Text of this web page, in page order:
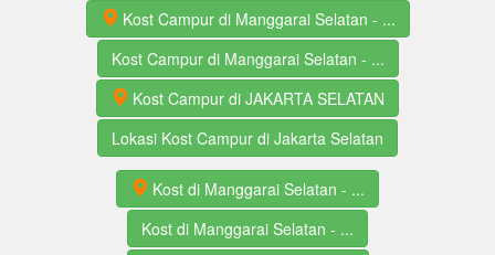
Kost Campur di Manggarai Selatan - ...
Kost Campur di Manggarai Selatan - ...
Kost Campur di JAKARTA SELATAN
Lokasi Kost Campur di Jakarta Selatan
Kost di Manggarai Selatan - ...
Kost di Manggarai Selatan - ...